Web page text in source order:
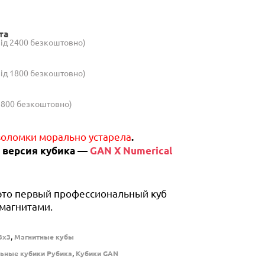
морально устарела.
версия кубика —GAN X Numerical
первый профессиональный куб
2400 безкоштовно)
1800 безкоштовно)
безкоштовно)
, Магнитные кубы
кубики Рубика, Кубики GAN